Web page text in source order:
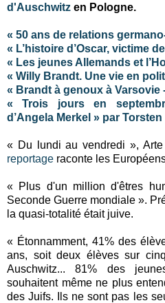
d'Auschwitz en Pologne.
« 50 ans de relations
« L’histoire d’Oscar, victime
« Les jeunes Allemands et
« Willy Brandt. Une vie en
« Brandt à genoux à Varsovie
« Trois jours en
d’Angela Merkel » par
« Du lundi au vendredi »,
reportage raconte les
« Plus d'un million d'êtres
Seconde Guerre mondiale ».
la quasi-totalité était juive.
« Étonnamment, 41% des
ans, soit deux élèves sur
Auschwitz... 81% des
souhaitent même ne plus
des Juifs. Ils ne sont pas les